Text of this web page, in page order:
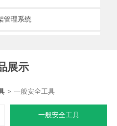
管理系统
储柜
重系列
展示
一般安全工具
一般安全工具